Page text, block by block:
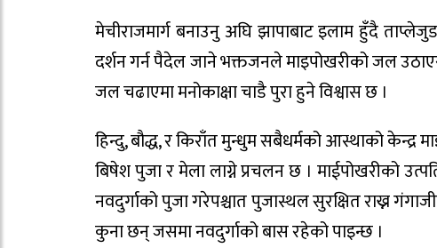
मेचीराजमार्ग बनाउनु अघि झापाबाट इलाम हुँदै
दर्शन गर्न पैदेल जाने भक्तजनले माइपोखरीको जल
जल चढाएमा मनोकाक्षा चाडै पुरा हुने विश्वास छ ।
हिन्दु, बौद्ध, र किराँत मुन्धुम सबैधर्मको आस्थाको केन्द्र
बिषेश पुजा र मेला लाग्ने प्रचलन छ । माईपोखरीको
नवदुर्गाको पुजा गरेपश्चात पुजास्थल सुरक्षित राख्न
कुना छन् जसमा नवदुर्गाको बास रहेको पाइन्छ ।